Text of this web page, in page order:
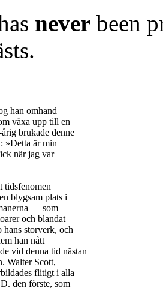
never been
han omhand
växa upp till en
brukade denne
»Detta är min
när jag var
tidsfenomen
blygsam plats i
— som
och blandat
storverk, och
han nått
vid denna tid nästan
Walter Scott,
flitigt i alla
den förste, som